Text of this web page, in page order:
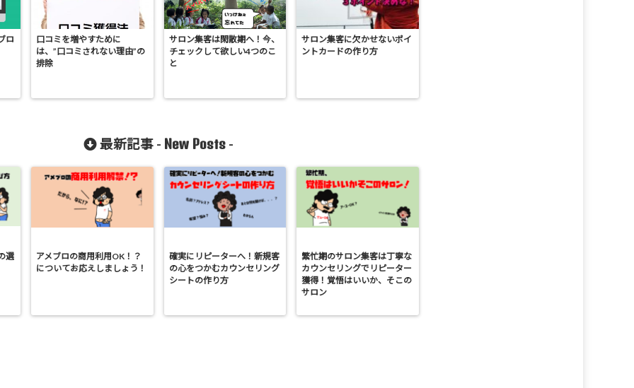
ロ
口コミを増やすために
は、”口コミされない理由”の
排除
サロン集客は閑散期へ！今、
チェックして欲しい4つのこ
と
サロン集客に欠かせないポイ
ントカードの作り方
最新記事 - New Posts -
選
アメブロの商用利用OK！？
についてお応えしましょう！
確実にリピーターへ！新規客
の心をつかむカウンセリング
シートの作り方
繁忙期のサロン集客は丁寧な
カウンセリングでリピーター
獲得！覚悟はいいか、そこの
サロン